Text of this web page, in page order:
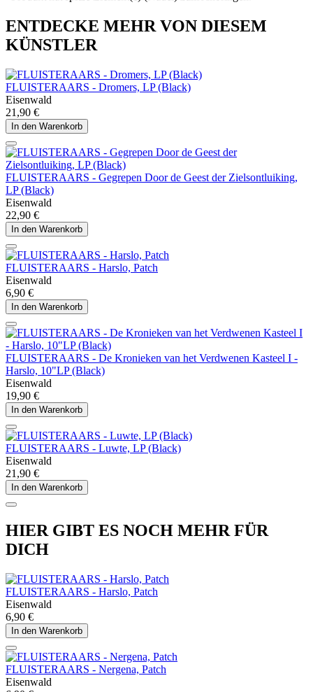
ENTDECKE MEHR VON DIESEM
KÜNSTLER
FLUISTERAARS - Dromers, LP (Black)
Eisenwald
21,90 €
In den Warenkorb
FLUISTERAARS - Gegrepen Door de Geest der Zielsontluiking,
LP (Black)
Eisenwald
22,90 €
In den Warenkorb
FLUISTERAARS - Harslo, Patch
Eisenwald
6,90 €
In den Warenkorb
FLUISTERAARS - De Kronieken van het Verdwenen Kasteel I -
Harslo, 10"LP (Black)
Eisenwald
19,90 €
In den Warenkorb
FLUISTERAARS - Luwte, LP (Black)
Eisenwald
21,90 €
In den Warenkorb
HIER GIBT ES NOCH MEHR FÜR
DICH
FLUISTERAARS - Harslo, Patch
Eisenwald
6,90 €
In den Warenkorb
FLUISTERAARS - Nergena, Patch
Eisenwald